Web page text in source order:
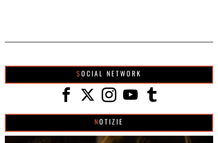
SOCIAL NETWORK
NOTIZIE